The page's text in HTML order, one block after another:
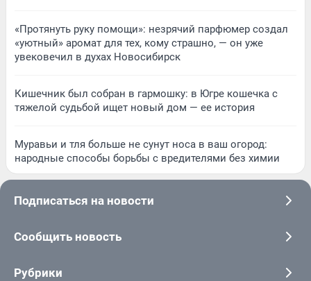
«Протянуть руку помощи»: незрячий парфюмер создал
«уютный» аромат для тех, кому страшно, — он уже
увековечил в духах Новосибирск
Кишечник был собран в гармошку: в Югре кошечка с
тяжелой судьбой ищет новый дом — ее история
Муравьи и тля больше не сунут носа в ваш огород:
народные способы борьбы с вредителями без химии
Подписаться на новости
Сообщить новость
Рубрики